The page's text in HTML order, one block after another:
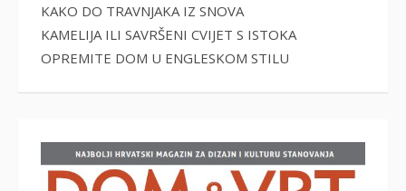
KAKO DO TRAVNJAKA IZ SNOVA
KAMELIJA ILI SAVRŠENI CVIJET S ISTOKA
OPREMITE DOM U ENGLESKOM STILU